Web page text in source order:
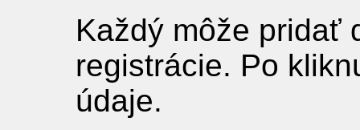
Každý môže pridať
registrácie. Po
údaje.